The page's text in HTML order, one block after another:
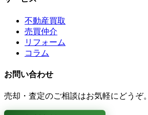
不動産買取
売買仲介
リフォーム
コラム
お問い合わせ
売却・査定のご相談はお気軽にどうぞ。